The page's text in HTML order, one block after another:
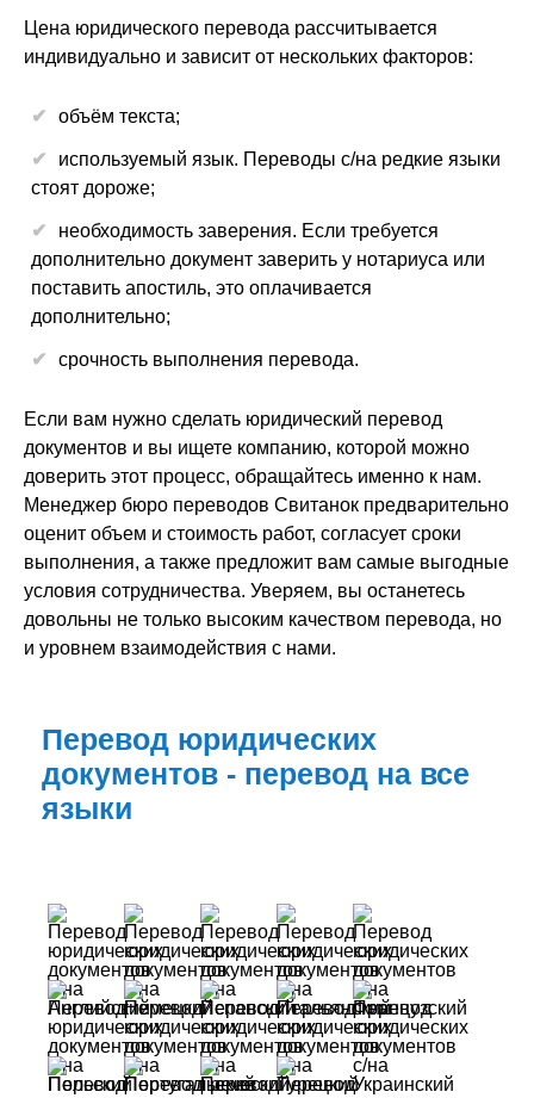
Цена юридического перевода рассчитывается
индивидуально и зависит от нескольких факторов:
объём текста;
используемый язык. Переводы с/на редкие языки
стоят дороже;
необходимость заверения. Если требуется
дополнительно документ заверить у нотариуса или
поставить апостиль, это оплачивается
дополнительно;
срочность выполнения перевода.
Если вам нужно сделать юридический перевод
документов и вы ищете компанию, которой можно
доверить этот процесс, обращайтесь именно к нам.
Менеджер бюро переводов Свитанок предварительно
оценит объем и стоимость работ, согласует сроки
выполнения, а также предложит вам самые выгодные
условия сотрудничества. Уверяем, вы останетесь
довольны не только высоким качеством перевода, но
и уровнем взаимодействия с нами.
Перевод юридических
документов - перевод на все
языки